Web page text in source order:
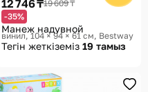
12 746 ₸19 609 ₸
-35%
Манеж надувной
винил, 104 × 94 × 61 см Bestway
Тегін жеткіземіз 19 тамыз